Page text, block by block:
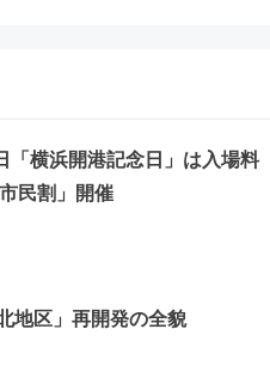
「横浜開港記念日」は入場料
民割」開催
地区」再開発の全貌